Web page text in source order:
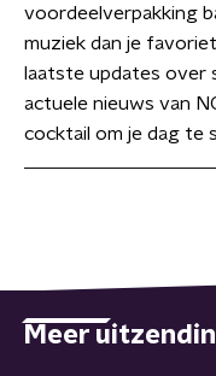
voordeelverpakking
muziek dan je
laatste updates over
actuele nieuws van
cocktail om je dag te
Meer